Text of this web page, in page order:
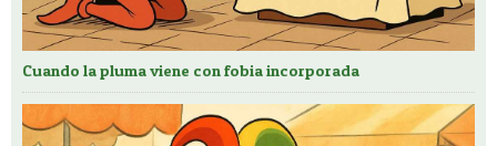
Cuando la pluma viene con fobia incorporada